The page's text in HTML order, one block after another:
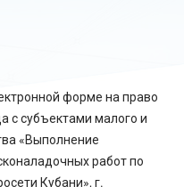
форме на право
с субъектами малого и
«Выполнение
работ по
Кубани», г.